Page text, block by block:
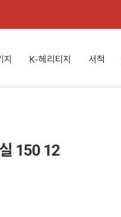
지 K-헤리티지 서적
150 12